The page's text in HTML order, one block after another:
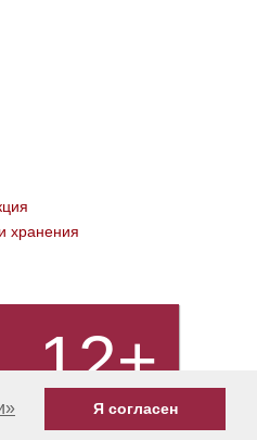
Я согласен
хранения
12+